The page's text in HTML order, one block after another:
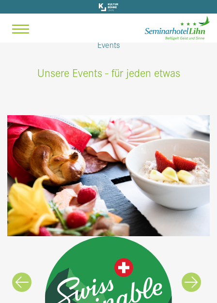
Events
Unsere Events - für jeden etwas